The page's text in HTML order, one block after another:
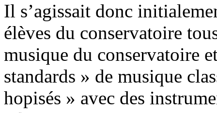
Il s’agissait donc
élèves du conservatoire
musique du conservatoire
standards » de musique
hopisés » avec des